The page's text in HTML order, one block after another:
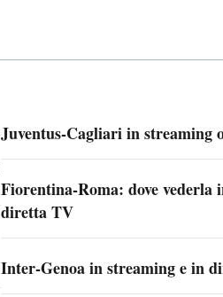
Juventus-Cagliari in streaming
Fiorentina-Roma: dove vederla
diretta TV
Inter-Genoa in streaming e in